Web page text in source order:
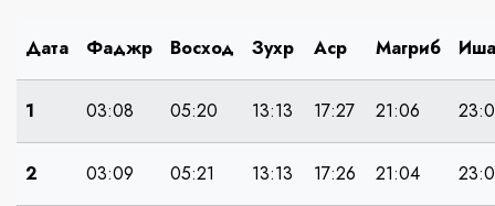
Дата Фаджр Восход Зухр Аср Магриб Иша
1 03:08 05:20 13:13 17:27 21:06
2 03:09 05:21 13:13 17:26 21:04